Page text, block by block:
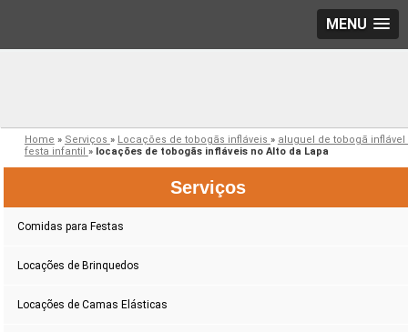
MENU
Home » Serviços » Locações de tobogãs infláveis » aluguel de tobogã inflável
festa infantil » locações de tobogãs infláveis no Alto da Lapa
Serviços
Comidas para Festas
Locações de Brinquedos
Locações de Camas Elásticas